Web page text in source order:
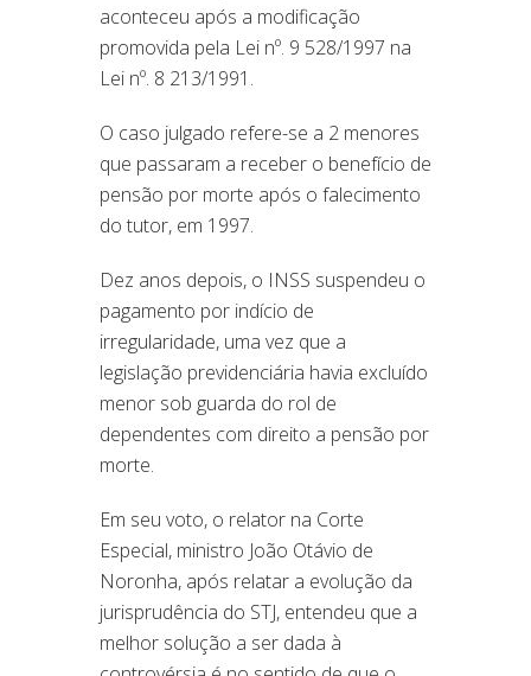
aconteceu após a modificação
promovida pela Lei nº. 9 528/1997 na
Lei nº. 8 213/1991.
O caso julgado refere-se a 2 menores
que passaram a receber o benefício de
pensão por morte após o falecimento
do tutor, em 1997.
Dez anos depois, o INSS suspendeu o
pagamento por indício de
irregularidade, uma vez que a
legislação previdenciária havia excluído
menor sob guarda do rol de
dependentes com direito a pensão por
morte.
Em seu voto, o relator na Corte
Especial, ministro João Otávio de
Noronha, após relatar a evolução da
jurisprudência do STJ, entendeu que a
melhor solução a ser dada à